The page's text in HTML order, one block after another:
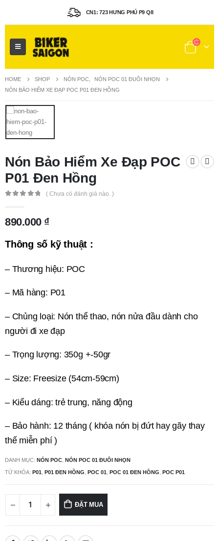
CN1: 723 HƯNG PHÚ P9 Q8
HOME SHOP NÓN POC
NÓN POC 01 ĐUÔI NHỌN
NÓN BẢO HIỂM XE ĐẠP POC P01 ĐEN HỒNG
Nón Bảo Hiểm Xe Đạp POC
P01 Đen Hồng
( Chưa có đánh giá nào. )
890.000 ₫
Thông số kỹ thuật :
– Thương hiệu: POC
– Mã hàng: P01
– Chủng loại: Nón thể thao, nón nửa đầu dành cho
người đi xe đạp
– Trọng lượng: 350g +-50gr
– Size: Freesize (54cm-59cm)
– Kiểu dáng: trẻ trung, năng động
– Bảo hành: 12 tháng ( khóa nón bị đứt hay gãy thay
thế miễn phí )
DANH MỤC: NÓN POC NÓN POC 01 ĐUÔI NHỌN
TỪ KHÓA: P01 P01 ĐEN HỒNG POC 01 POC 01 ĐEN HỒNG POC P01
ĐẶT MUA